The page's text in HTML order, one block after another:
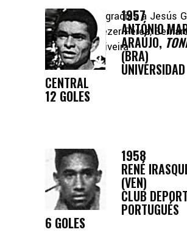
Recopilación gracias a Jesús
Regalado, Eliézer Pérez,
Manuel De Oliveira
1957
ANTÓNIO
ARAÚJO,
(BRA)
UNIVERSIDAD
CENTRAL
12 GOLES
1958
RENÉ
(VEN)
CLUB
PORTUGUÉS
6 GOLES